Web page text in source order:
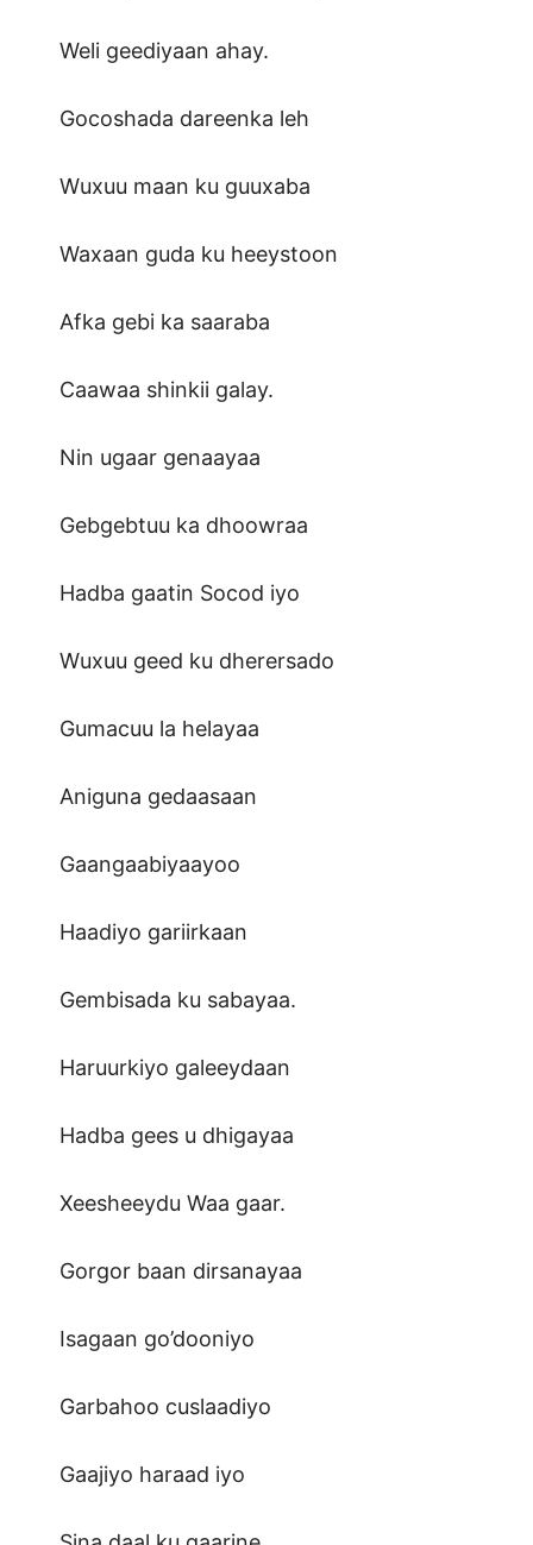
Weli geediyaan ahay.
Gocoshada dareenka leh
Wuxuu maan ku guuxaba
Waxaan guda ku heeystoon
Afka gebi ka saaraba
Caawaa shinkii galay.
Nin ugaar genaayaa
Gebgebtuu ka dhoowraa
Hadba gaatin Socod iyo
Wuxuu geed ku dherersado
Gumacuu la helayaa
Aniguna gedaasaan
Gaangaabiyaayoo
Haadiyo gariirkaan
Gembisada ku sabayaa.
Haruurkiyo galeeydaan
Hadba gees u dhigayaa
Xeesheeydu Waa gaar.
Gorgor baan dirsanayaa
Isagaan go’dooniyo
Garbahoo cuslaadiyo
Gaajiyo haraad iyo